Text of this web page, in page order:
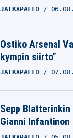
JALKAPALLO
Ostiko Arsenal
kympin siirto”
JALKAPALLO
Sepp
Gianni